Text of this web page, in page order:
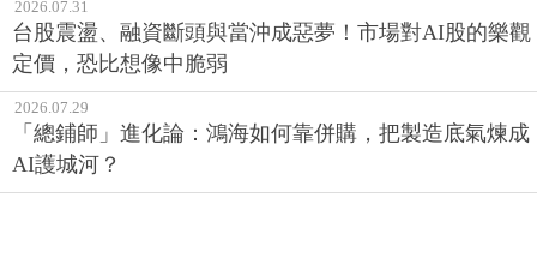
2026.07.31
台股震盪、融資斷頭與當沖成惡夢！市場對AI股的樂觀
定價，恐比想像中脆弱
2026.07.29
「總鋪師」進化論：鴻海如何靠併購，把製造底氣煉成
AI護城河？